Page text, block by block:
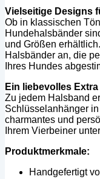
Vielseitige Designs
Ob in klassischen
Hundehalsbänder
und Größen
Halsbänder an, die
Ihres Hundes
Ein liebevolles
Zu jedem Halsband
Schlüsselanhänger
charmantes und
Ihrem Vierbeiner
Produktmerkmale:
Handgefertigt